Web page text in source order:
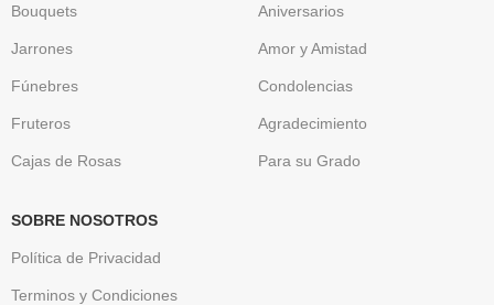
Bouquets
Jarrones
Fúnebres
Fruteros
Cajas de Rosas
Aniversarios
Amor y Amistad
Condolencias
Agradecimiento
Para su Grado
SOBRE NOSOTROS
Política de Privacidad
Terminos y Condiciones